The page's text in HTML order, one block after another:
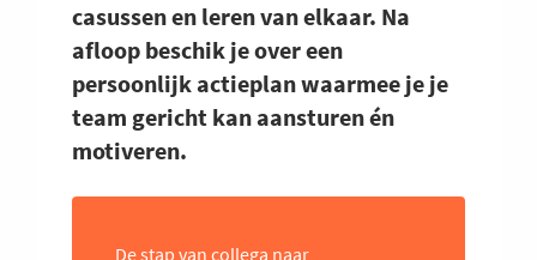
casussen en leren van elkaar. Na
afloop beschik je over een
persoonlijk actieplan waarmee je je
team gericht kan aansturen én
motiveren.
De stap van collega naar